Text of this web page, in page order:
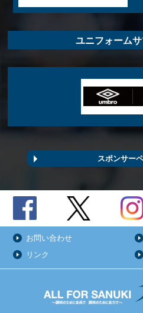
ユニフォーム
スポンサー
お問い合わせ
リンク